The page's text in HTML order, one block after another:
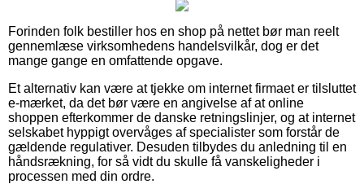
Forinden folk bestiller hos en shop på nettet bør man reelt
gennemlæse virksomhedens handelsvilkår, dog er det
mange gange en omfattende opgave.
Et alternativ kan være at tjekke om internet firmaet er tilsluttet
e-mærket, da det bør være en angivelse af at online
shoppen efterkommer de danske retningslinjer, og at internet
selskabet hyppigt overvåges af specialister som forstår de
gældende regulativer. Desuden tilbydes du anledning til en
håndsrækning, for så vidt du skulle få vanskeligheder i
processen med din ordre.